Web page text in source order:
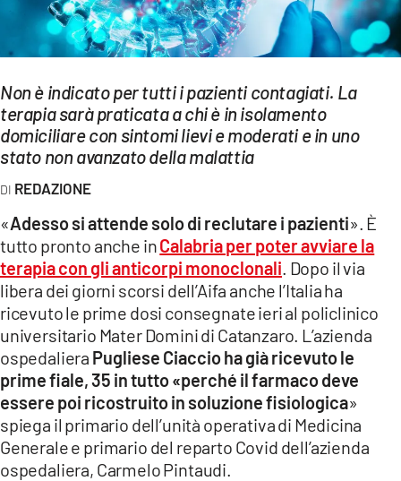
Streaming
LAC NETWORK
LAC ONAIR
LaC
LACPLAY.IT
LACTV.IT
LACONAIR.IT
LACITYMAG.IT
ILREGGINO.IT
COSENZACHANNEL.IT
ILVIBONESE.IT
Non è indicato per tutti i pazienti contagiati. La
terapia sarà praticata a chi è in isolamento
domiciliare con sintomi lievi e moderati e in uno
stato non avanzato della malattia
REDAZIONE
«Adesso si attende solo di reclutare i pazienti». È
tutto pronto anche inCalabria per poter avviare la
terapia con gli anticorpi monoclonali . Dopo il via
libera dei giorni scorsi dell’Aifa anche l’Italia ha
ricevuto le prime dosi consegnate ieri al policlinico
universitario Mater Domini di Catanzaro. L’azienda
ospedaliera Pugliese Ciaccio ha già ricevuto le
prime fiale, 35 in tutto «perché il farmaco deve
essere poi ricostruito in soluzione fisiologica»
spiega il primario dell’unità operativa di Medicina
Generale e primario del reparto Covid dell’azienda
ospedaliera, Carmelo Pintaudi.